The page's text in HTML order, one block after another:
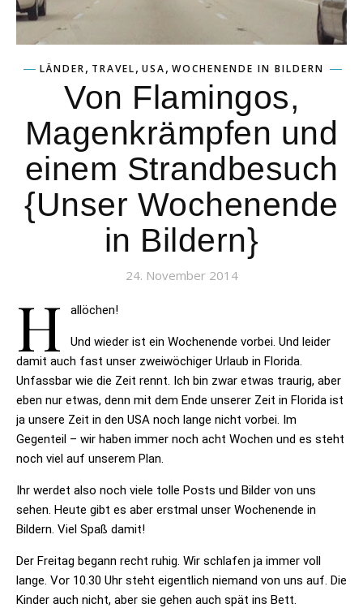
LÄNDER, TRAVEL, USA, WOCHENENDE IN BILDERN
Von Flamingos,
Magenkrämpfen und
einem Strandbesuch
{Unser Wochenende
in Bildern}
24. November 2014
H allöchen!
Und wieder ist ein Wochenende vorbei. Und leider
damit auch fast unser zweiwöchiger Urlaub in Florida.
Unfassbar wie die Zeit rennt. Ich bin zwar etwas traurig, aber
eben nur etwas, denn mit dem Ende unserer Zeit in Florida ist
ja unsere Zeit in den USA noch lange nicht vorbei. Im
Gegenteil – wir haben immer noch acht Wochen und es steht
noch viel auf unserem Plan.
Ihr werdet also noch viele tolle Posts und Bilder von uns
sehen. Heute gibt es aber erstmal unser Wochenende in
Bildern. Viel Spaß damit!
Der Freitag begann recht ruhig. Wir schlafen ja immer voll
lange. Vor 10.30 Uhr steht eigentlich niemand von uns auf. Die
Kinder auch nicht, aber sie gehen auch spät ins Bett.